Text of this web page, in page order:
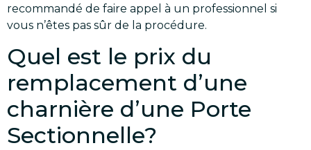
recommandé de faire appel à un professionnel si
vous n’êtes pas sûr de la procédure.
Quel est le prix du
remplacement d’une
charnière d’une Porte
Sectionnelle?